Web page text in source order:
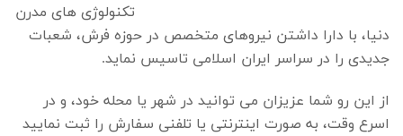
تکنولوژی های مدرن
دنیا، با دارا داشتن نیروهای متخصص در حوزه فرش، شعبات
جدیدی را در سراسر ایران اسلامی تاسیس نماید.
از این رو شما عزیزان می توانید در شهر یا محله خود، و در
اسرع وقت، به صورت اینترنتی یا تلفنی سفارش را ثبت نمایید